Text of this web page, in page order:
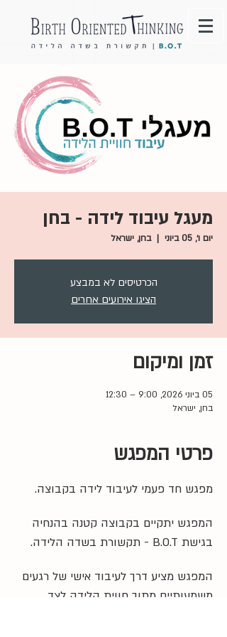
מעגל עיבוד לידה - בחן
יום ו׳, 05 ביוני
  |
בחן, ישראל
הכרטיסים לא במבצע
הציגו אירועים אחרים
זמן ומיקום
05 ביוני 2026, 9:00 – 12:30
בחן, ישראל
פרטי המפגש
מפגש חד פעמי לעיבוד לידה בקבוצה.
המפגש יתקיים בקבוצה קטנה בהנחיה
בגישת B.O.T - תקשורת בשדה הלידה.
המפגש מציע דרך לעיבוד אישי של רגעים
משמעותיים מתוך חווית הלידה לצד